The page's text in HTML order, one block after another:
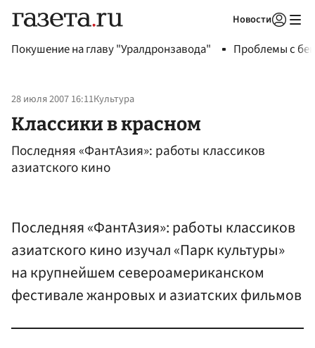
Новости
Покушение на главу "Уралдронзавода" Проблемы с
28 июля 2007 16:11Культура
Классики в красном
Последняя «ФантАзия»: работы классиков
азиатского кино
Последняя «ФантАзия»: работы классиков
азиатского кино изучал «Парк культуры»
на крупнейшем североамериканском
фестивале жанровых и азиатских фильмов